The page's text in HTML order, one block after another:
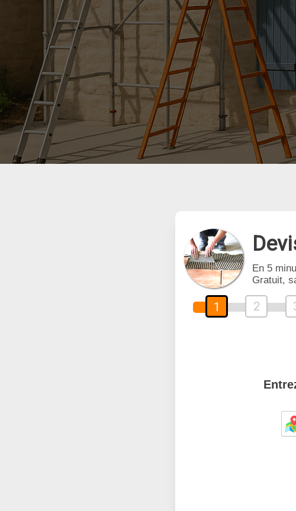
En 5
Gratuit,
1 2